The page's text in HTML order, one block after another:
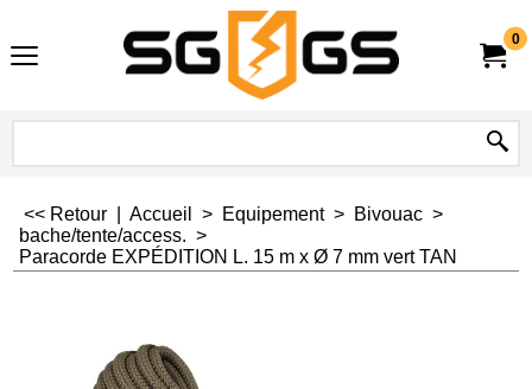
0
<< Retour Accueil > Equipement> Bivouac >
bache/tente/access. >
Paracorde EXPÉDITION L. 15 m x Ø 7 mm vert TAN